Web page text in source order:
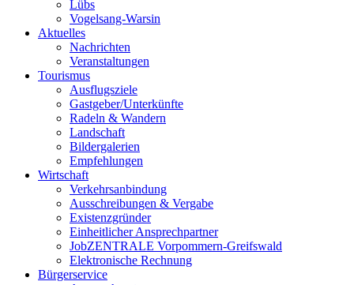
Lübs
Vogelsang-Warsin
Aktuelles
Nachrichten
Veranstaltungen
Tourismus
Ausflugsziele
Gastgeber/Unterkünfte
Radeln & Wandern
Landschaft
Bildergalerien
Empfehlungen
Wirtschaft
Verkehrsanbindung
Ausschreibungen & Vergabe
Existenzgründer
Einheitlicher Ansprechpartner
JobZENTRALE Vorpommern-Greifswald
Elektronische Rechnung
Bürgerservice